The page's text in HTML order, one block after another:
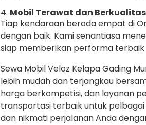
4. Mobil Terawat dan Berkualitas
Tiap kendaraan beroda empat di
dengan baik. Kami senantiasa
siap memberikan performa terbaik
Sewa Mobil Veloz Kelapa Gading
lebih mudah dan terjangkau
harga berkompetisi, dan layanan
transportasi terbaik untuk
dan nikmati perjalanan Anda